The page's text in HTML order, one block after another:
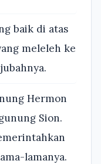
baik di atas
meleleh ke
Hermon
Sion.
lamanya.